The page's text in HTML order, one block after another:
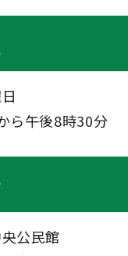
ら午後8時30分
公民館